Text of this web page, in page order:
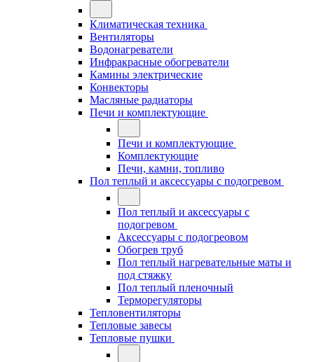
Климатическая техника
Вентиляторы
Водонагреватели
Инфракрасные обогреватели
Камины электрические
Конвекторы
Масляные радиаторы
Печи и комплектующие
Печи и комплектующие
Комплектующие
Печи, камни, топливо
Пол теплый и аксессуары с подогревом
Пол теплый и аксессуары с
подогревом
Аксессуары с подогреовом
Обогрев труб
Пол теплый нагревательные маты и
под стяжку
Пол теплый пленочный
Терморегуляторы
Тепловентиляторы
Тепловые завесы
Тепловые пушки